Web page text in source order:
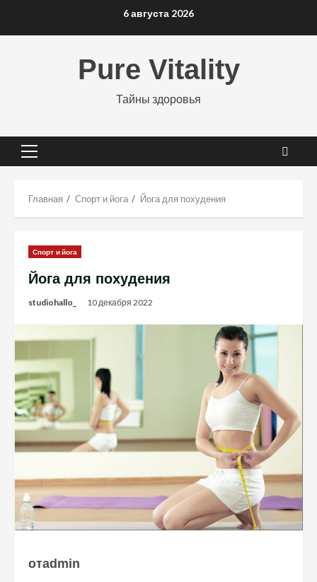
6 августа 2026
Pure Vitality
Тайны здоровья
Основное
Главная Спорт и йога Йога для похудения
Спорт и йога
Йога для похудения
studiohallo_ 10 декабря 2022
отadmin